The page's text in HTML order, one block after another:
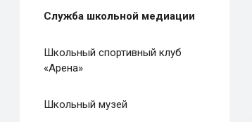
Служба школьной медиации
Школьный спортивный клуб
«Арена»
Школьный музей